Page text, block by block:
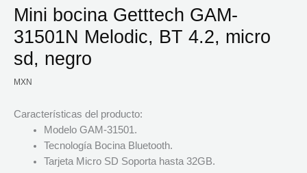
Mini bocina Getttech GAM-
31501N Melodic, BT 4.2, micro
sd, negro
MXN
Características del producto:
Modelo GAM-31501.
Tecnología Bocina Bluetooth.
Tarjeta Micro SD Soporta hasta 32GB.